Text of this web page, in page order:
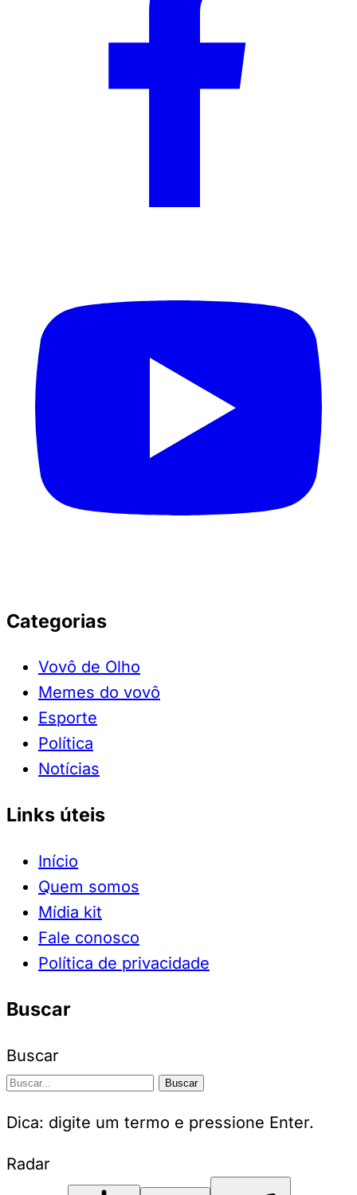
Categorias
Vovô de Olho
Memes do vovô
Esporte
Política
Notícias
Links úteis
Início
Quem somos
Mídia kit
Fale conosco
Política de privacidade
Buscar
Buscar
Buscar
Dica: digite um termo e pressione Enter.
Radar